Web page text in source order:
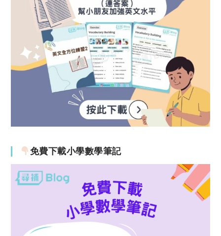
免費下載小學數學筆記